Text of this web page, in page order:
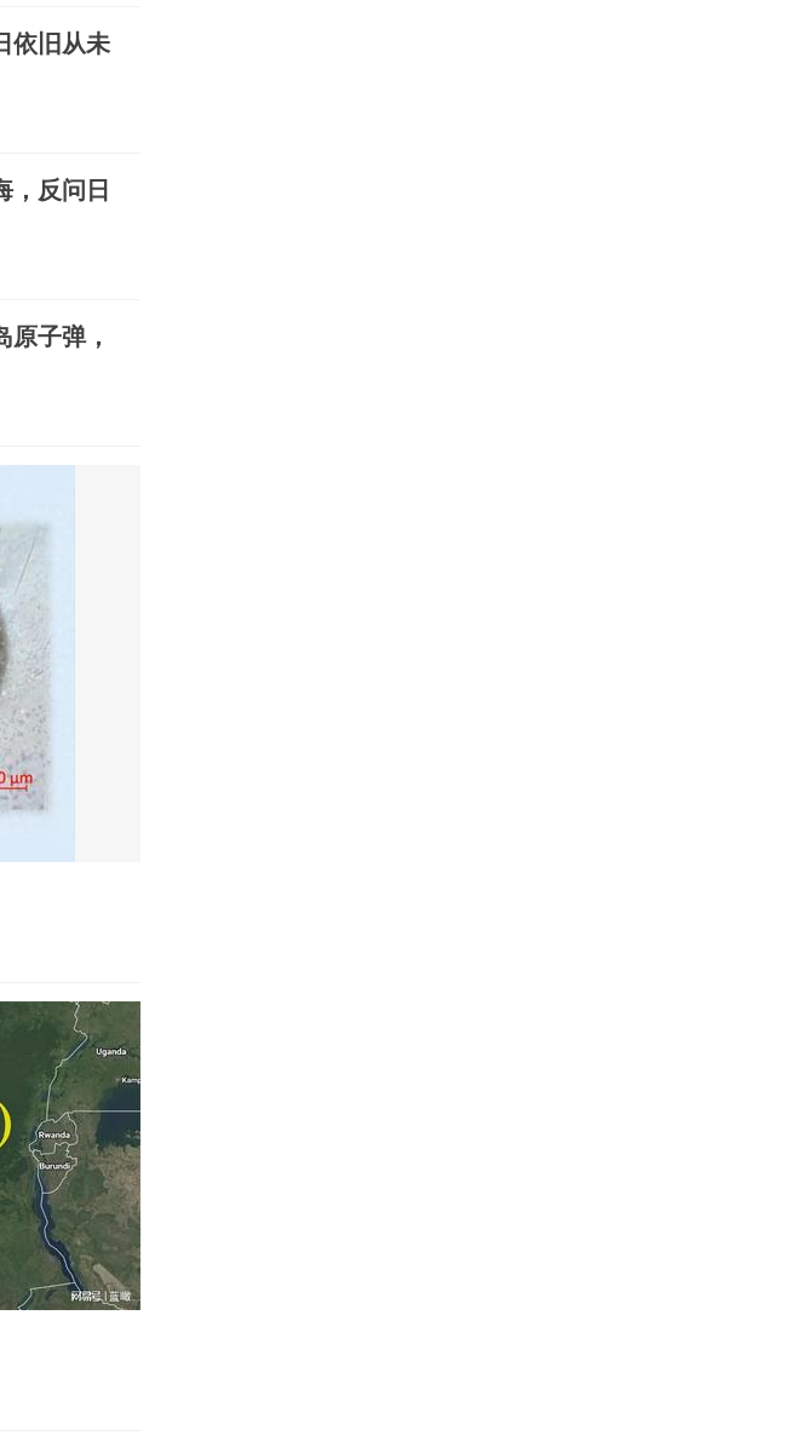
依旧从未
，反问日
原子弹，